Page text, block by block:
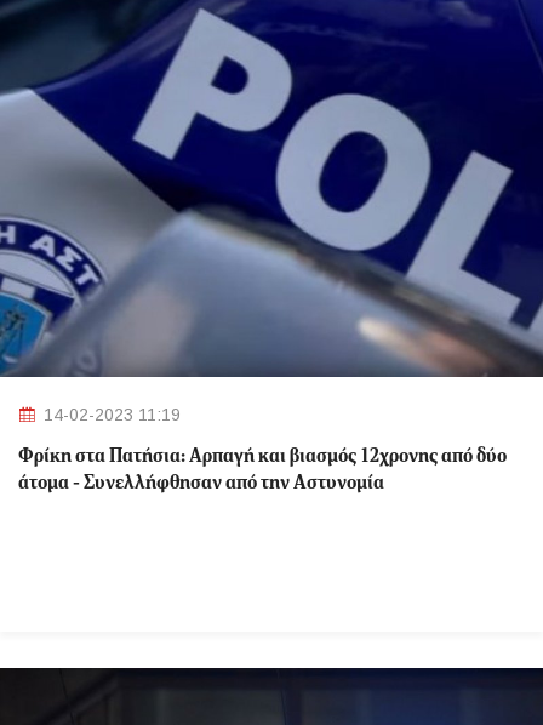
14-02-2023 11:19
Φρίκη στα Πατήσια: Αρπαγή και βιασμός 12χρονης από δύο
άτομα - Συνελλήφθησαν από την Αστυνομία